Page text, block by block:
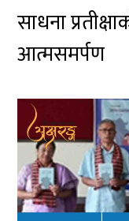
साधना
आत्मसमर्पण